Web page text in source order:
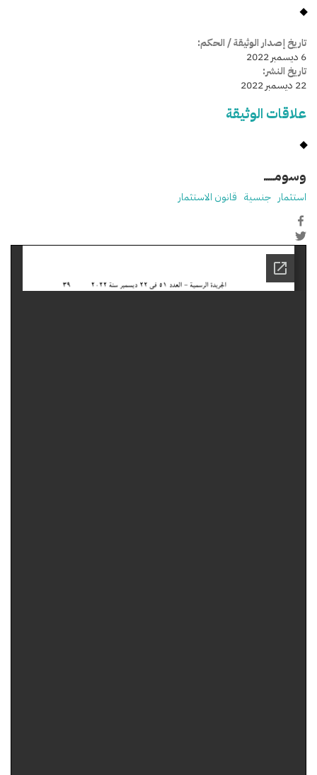
تاريخ إصدار الوثيقة / الحكم:
6 ديسمبر 2022
تاريخ النشر:
22 ديسمبر 2022
علاقات الوثيقة
وسومـــــ
استثمار جنسية قانون الاستثمار